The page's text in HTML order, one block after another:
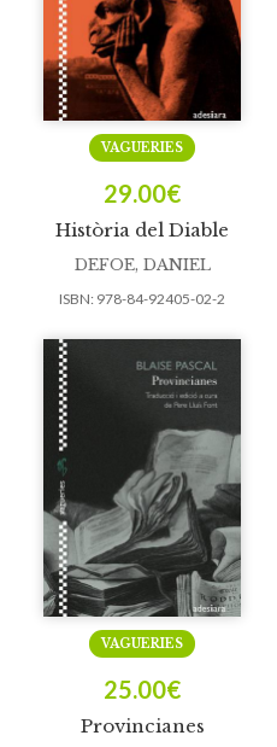
Història del Diable
VAGUERIES
29.00€
DEFOE, DANIEL
ISBN: 978-84-92405-02-2
Provincianes
VAGUERIES
25.00€